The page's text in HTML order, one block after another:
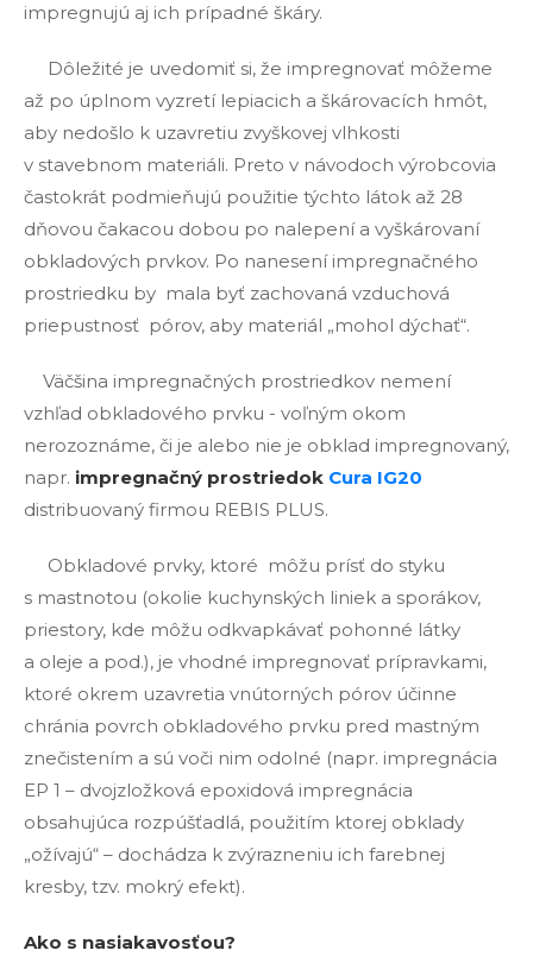
impregnujú aj ich prípadné škáry.
Dôležité je uvedomiť si, že impregnovať môžeme
až po úplnom vyzretí lepiacich a škárovacích hmôt,
aby nedošlo k uzavretiu zvyškovej vlhkosti
v stavebnom materiáli. Preto v návodoch výrobcovia
častokrát podmieňujú použitie týchto látok až 28
dňovou čakacou dobou po nalepení a vyškárovaní
obkladových prvkov. Po nanesení impregnačného
prostriedku by mala byť zachovaná vzduchová
priepustnosť pórov, aby materiál „mohol dýchať“.
Väčšina impregnačných prostriedkov nemení
vzhľad obkladového prvku - voľným okom
nerozoznáme, či je alebo nie je obklad impregnovaný,
napr. impregnačný prostriedok Cura IG20
distribuovaný firmou REBIS PLUS.
Obkladové prvky, ktoré môžu prísť do styku
s mastnotou (okolie kuchynských liniek a sporákov,
priestory, kde môžu odkvapkávať pohonné látky
a oleje a pod.), je vhodné impregnovať prípravkami,
ktoré okrem uzavretia vnútorných pórov účinne
chránia povrch obkladového prvku pred mastným
znečistením a sú voči nim odolné (napr. impregnácia
EP 1 – dvojzložková epoxidová impregnácia
obsahujúca rozpúšťadlá, použitím ktorej obklady
„ožívajú“ – dochádza k zvýrazneniu ich farebnej
kresby, tzv. mokrý efekt).
Ako s nasiakavosťou?